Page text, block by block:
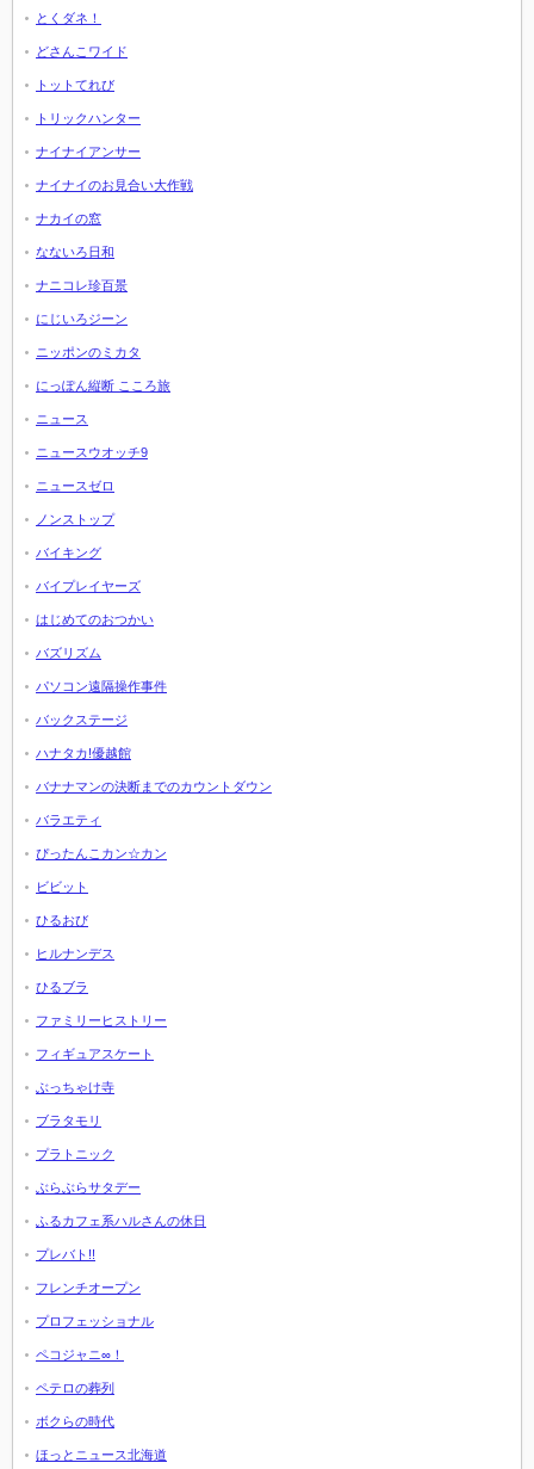
とくダネ！
どさんこワイド
トットてれび
トリックハンター
ナイナイアンサー
ナイナイのお見合い大作戦
ナカイの窓
なないろ日和
ナニコレ珍百景
にじいろジーン
ニッポンのミカタ
にっぽん縦断 こころ旅
ニュース
ニュースウオッチ9
ニュースゼロ
ノンストップ
バイキング
バイプレイヤーズ
はじめてのおつかい
バズリズム
パソコン遠隔操作事件
バックステージ
ハナタカ!優越館
バナナマンの決断までのカウントダウン
バラエティ
ぴったんこカン☆カン
ビビット
ひるおび
ヒルナンデス
ひるブラ
ファミリーヒストリー
フィギュアスケート
ぶっちゃけ寺
ブラタモリ
プラトニック
ぶらぶらサタデー
ふるカフェ系ハルさんの休日
プレバト!!
フレンチオープン
プロフェッショナル
ペコジャニ∞！
ペテロの葬列
ボクらの時代
ほっとニュース北海道